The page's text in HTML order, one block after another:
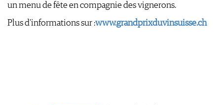
un menu de fête en compagnie des vignerons.
Plus d'informations sur :www.grandprixduvinsuisse.ch